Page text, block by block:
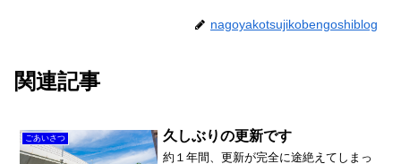
nagoyakotsujikobengoshiblog
関連記事
ごあいさつ 久しぶりの更新です
約１年間、更新が完全に途絶えてしまっ